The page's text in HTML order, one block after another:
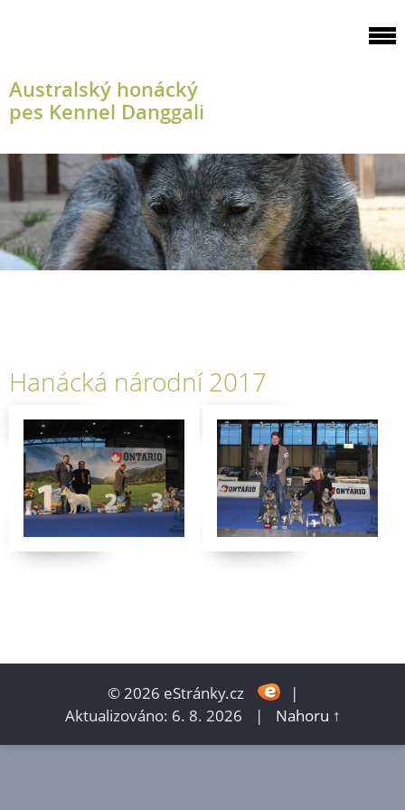
Australský honácký
pes Kennel Danggali
Hanácká národní 2017
© 2026 eStránky.cz
|
Aktualizováno: 6. 8. 2026
| Nahoru ↑